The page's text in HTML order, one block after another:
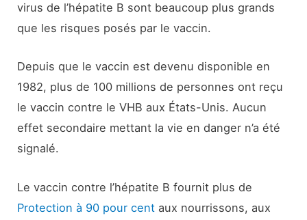
virus de l’hépatite B sont beaucoup plus grands
que les risques posés par le vaccin.
Depuis que le vaccin est devenu disponible en
1982, plus de 100 millions de personnes ont reçu
le vaccin contre le VHB aux États-Unis. Aucun
effet secondaire mettant la vie en danger n’a été
signalé.
Le vaccin contre l’hépatite B fournit plus de
Protection à 90 pour cent aux nourrissons, aux